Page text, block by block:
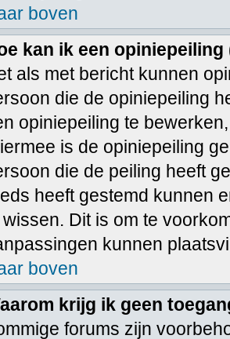
boven
kan ik een
als met bericht kunnen
die de opiniepeiling
opiniepeiling te
is de opiniepeiling
die de peiling heeft
heeft gestemd kunnen
wissen. Dit is om te
kunnen
boven
krijg ik geen
forums zijn